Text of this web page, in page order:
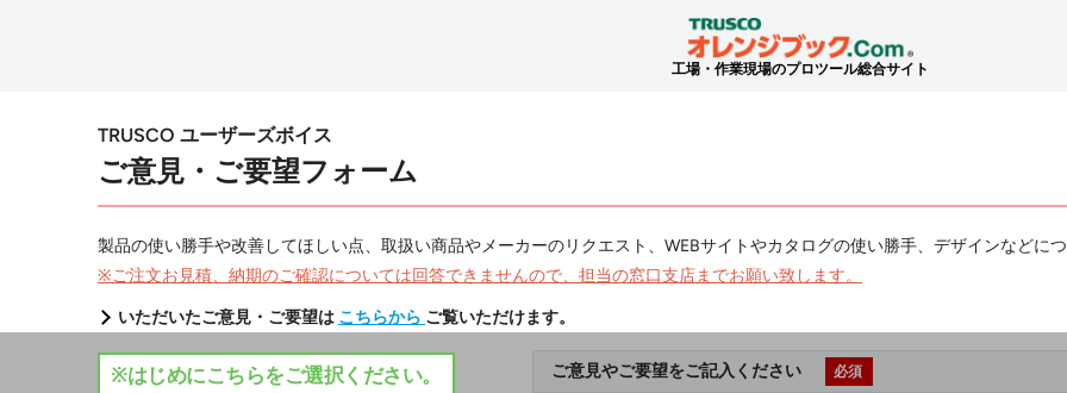
工場・作業現場のプロツール総合サイト
TRUSCO ユーザーズボイス
ご意見・ご要望フォーム
製品の使い勝手や改善してほしい点、取扱い商品やメーカーのリクエスト、WEBサイトやカタログの使い勝手、デザインなどに
※ご注文お見積、納期のご確認については回答できませんので、担当の窓口支店までお願い致します。
いただいたご意見・ご要望は こちらから ご覧いただけます。
※はじめにこちらをご選択ください。 ご意見やご要望をご記入ください 必須